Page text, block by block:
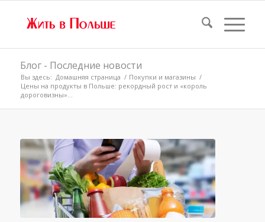
Блог - Последние новости
Вы здесь: Домашняя страница / Покупки и магазины /
Цены на продукты в Польше: рекордный рост и «король
дороговизны»...